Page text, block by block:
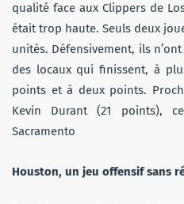
qualité face aux Clippers de
était trop haute. Seuls deux
unités. Défensivement, ils
des locaux qui finissent, à
points et à deux points.
Kevin Durant (21 points),
Sacramento
Houston, un jeu offensif sans